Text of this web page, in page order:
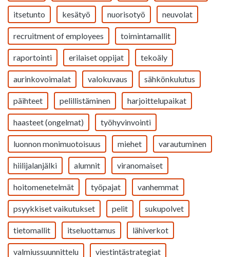
itsetunto kesätyö nuorisotyö neuvolat
recruitment of employees toimintamallit
raportointi erilaiset oppijat tekoäly
aurinkovoimalat valokuvaus sähkönkulutus
päihteet pelillistäminen harjoittelupaikat
haasteet (ongelmat) työhyvinvointi
luonnon monimuotoisuus miehet varautuminen
hiilijalanjälki alumnit viranomaiset
hoitomenetelmät työpajat vanhemmat
psyykkiset vaikutukset pelit sukupolvet
tietomallit itseluottamus lähiverkot
valmiussuunnittelu viestintästrategiat